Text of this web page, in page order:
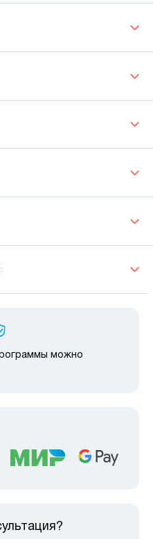
можно